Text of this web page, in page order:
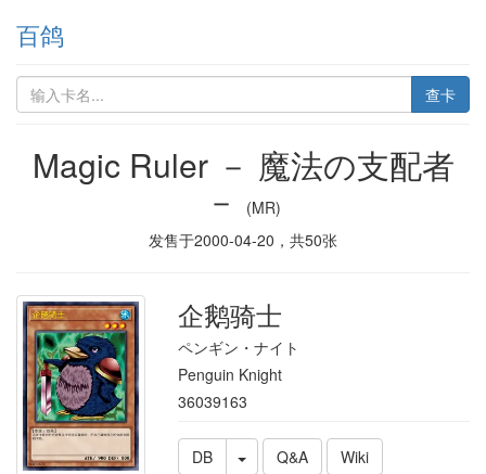
百鸽
查卡
Magic Ruler － 魔法の支配者
－
(MR)
发售于2000-04-20 ，共50张
企鹅骑士
ペンギン・ナイト
Penguin Knight
36039163
DB Q&A
Wiki